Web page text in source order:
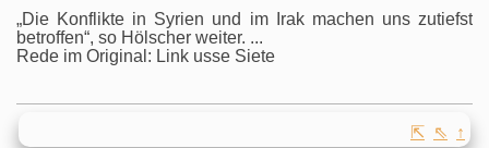
„Die Konflikte in Syrien und im Irak machen uns zutiefst
betroffen“, so Hölscher weiter. ...
Rede im Original: Link usse Siete
⇱ ⇖ ↑